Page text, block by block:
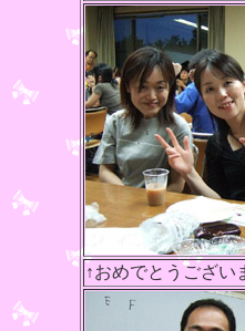
↑おめでとうござい